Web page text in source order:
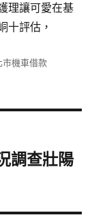
理讓可愛在基
十評估，
市機車借款
調查壯陽